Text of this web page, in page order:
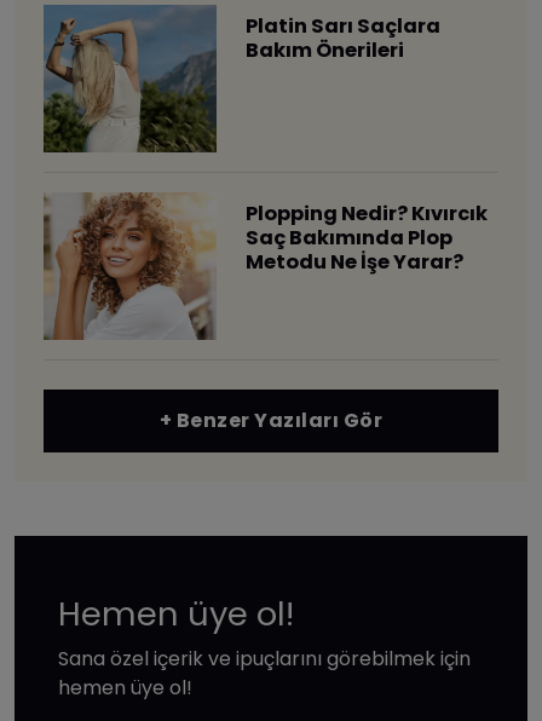
Platin Sarı Saçlara
Bakım Önerileri
Plopping Nedir? Kıvırcık
Saç Bakımında Plop
Metodu Ne İşe Yarar?
+ Benzer Yazıları Gör
Hemen üye ol!
Sana özel içerik ve ipuçlarını görebilmek için
hemen üye ol!